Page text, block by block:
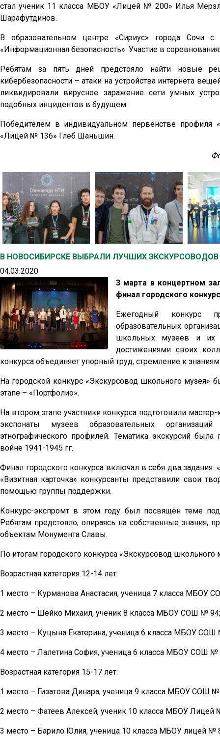
стал ученик 11 класса МБОУ «Лицей № 200» Илья
Шарафутдинов.
В образовательном центре «Сириус» города
«Информационная безопасность». Участие в
Ребятам за пять дней предстояло найти новые
кибербезопасности – атаки на устройства интернета
ликвидировали вирусное заражение сети умных
подобных инцидентов в будущем.
Победителем в индивидуальном первенстве профиля
«Лицей № 136» Глеб Шаньшин.
В НОВОСИБИРСКЕ ВЫБРАЛИ ЛУЧШИХ
04.03.2020
3 марта в концертном
финал городского
Ежегодный конкурс
образовательных
школьных музеев и их
достижениями своих
конкурса объединяет упорный труд, стремление к
На городской конкурс «Экскурсовод школьного музея»
этапе – «Портфолио».
На втором этапе участники конкурса подготовили
экспонаты музеев образовательных организаций
этнографического профилей. Тематика экскурсий
войне 1941-1945 гг.
Финал городского конкурса включал в себя два
«Визитная карточка» конкурсанты представили свои
помощью группы поддержки.
Конкурс-экспромт в этом году был посвящён теме
Ребятам предстояло, опираясь на собственные знания,
объектам Монумента Славы.
По итогам городского конкурса «Экскурсовод
Возрастная категория 12-14 лет:
1 место – Курманова Анастасия, ученица 7 класса МБОУ
2 место – Шейко Михаил, ученик 8 класса МБОУ СОШ № 94;
3 место – Куцына Екатерина, ученица 6 класса МБОУ СОШ
4 место – Лалетина София, ученица 6 класса МБОУ СОШ №
Возрастная категория 15-17 лет:
1 место – Гизатова Динара, ученица 9 класса МБОУ СОШ
2 место – Фатеев Алексей, ученик 10 класса МБОУ Лицей
3 место – Барило Юлия, ученица 10 класса МБОУ лицей №